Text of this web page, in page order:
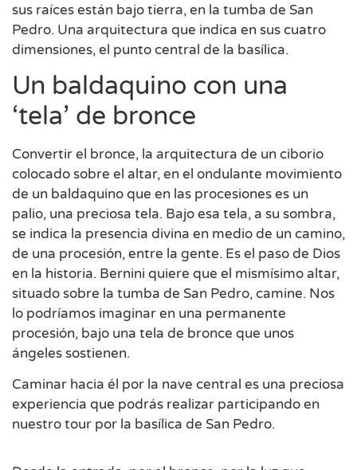
sus raíces están bajo tierra, en la tumba de San
Pedro. Una arquitectura que indica en sus cuatro
dimensiones, el punto central de la basílica.
Un baldaquino con una
‘tela’ de bronce
Convertir el bronce, la arquitectura de un ciborio
colocado sobre el altar, en el ondulante movimiento
de un baldaquino que en las procesiones es un
palio, una preciosa tela. Bajo esa tela, a su sombra,
se indica la presencia divina en medio de un camino,
de una procesión, entre la gente. Es el paso de Dios
en la historia. Bernini quiere que el mismísimo altar,
situado sobre la tumba de San Pedro, camine. Nos
lo podríamos imaginar en una permanente
procesión, bajo una tela de bronce que unos
ángeles sostienen.
Caminar hacia él por la nave central es una preciosa
experiencia que podrás realizar participando en
nuestro tour por la basílica de San Pedro.